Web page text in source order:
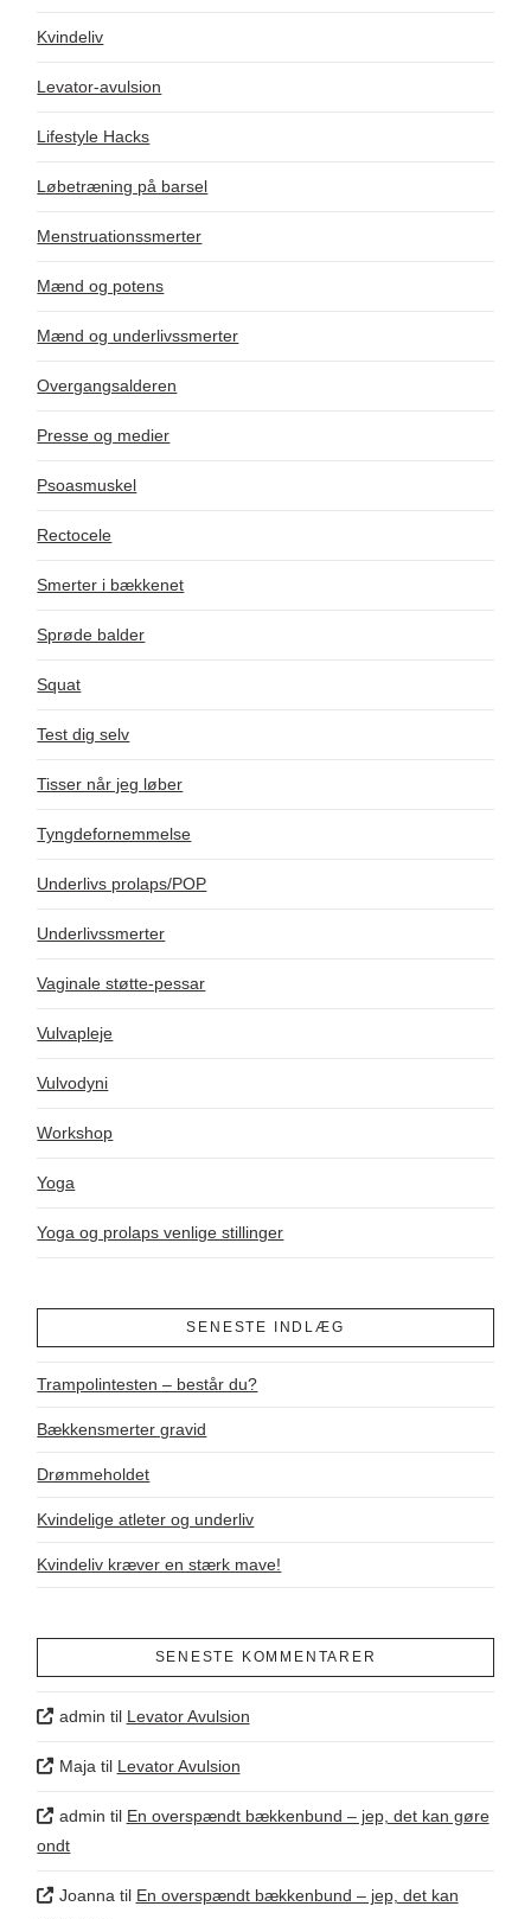
Kvindeliv
Levator-avulsion
Lifestyle Hacks
Løbetræning på barsel
Menstruationssmerter
Mænd og potens
Mænd og underlivssmerter
Overgangsalderen
Presse og medier
Psoasmuskel
Rectocele
Smerter i bækkenet
Sprøde balder
Squat
Test dig selv
Tisser når jeg løber
Tyngdefornemmelse
Underlivs prolaps/POP
Underlivssmerter
Vaginale støtte-pessar
Vulvapleje
Vulvodyni
Workshop
Yoga
Yoga og prolaps venlige stillinger
SENESTE INDLÆG
Trampolintesten – består du?
Bækkensmerter gravid
Drømmeholdet
Kvindelige atleter og underliv
Kvindeliv kræver en stærk mave!
SENESTE KOMMENTARER
admin til Levator Avulsion
Maja til Levator Avulsion
admin til En overspændt bækkenbund – jep, det kan gøre
ondt
Joanna til En overspændt bækkenbund – jep, det kan